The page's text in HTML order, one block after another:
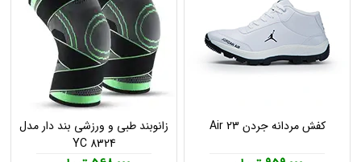
کفش مردانه جردن Air 23
زانوبند طبی و ورزشی بند دار مدل
YC 8324